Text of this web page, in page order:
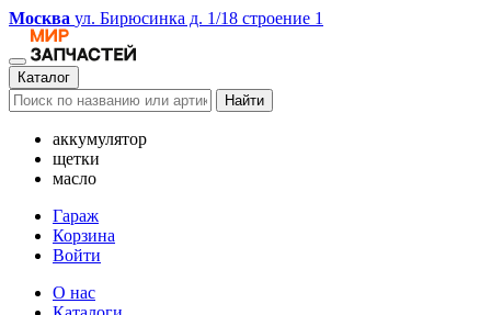
Москва ул. Бирюсинка д. 1/18 строение 1
Каталог
Найти
аккумулятор
щетки
масло
Гараж
Корзина
Войти
О нас